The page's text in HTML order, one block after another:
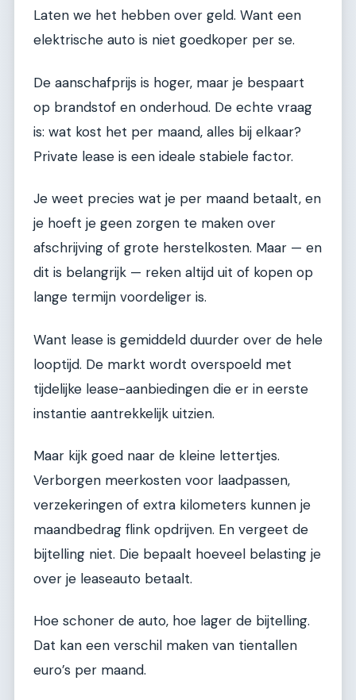
Laten we het hebben over geld. Want een
elektrische auto is niet goedkoper per se.
De aanschafprijs is hoger, maar je bespaart
op brandstof en onderhoud. De echte vraag
is: wat kost het per maand, alles bij elkaar?
Private lease is een ideale stabiele factor.
Je weet precies wat je per maand betaalt, en
je hoeft je geen zorgen te maken over
afschrijving of grote herstelkosten. Maar — en
dit is belangrijk — reken altijd uit of kopen op
lange termijn voordeliger is.
Want lease is gemiddeld duurder over de hele
looptijd. De markt wordt overspoeld met
tijdelijke lease-aanbiedingen die er in eerste
instantie aantrekkelijk uitzien.
Maar kijk goed naar de kleine lettertjes.
Verborgen meerkosten voor laadpassen,
verzekeringen of extra kilometers kunnen je
maandbedrag flink opdrijven. En vergeet de
bijtelling niet. Die bepaalt hoeveel belasting je
over je leaseauto betaalt.
Hoe schoner de auto, hoe lager de bijtelling.
Dat kan een verschil maken van tientallen
euro’s per maand.